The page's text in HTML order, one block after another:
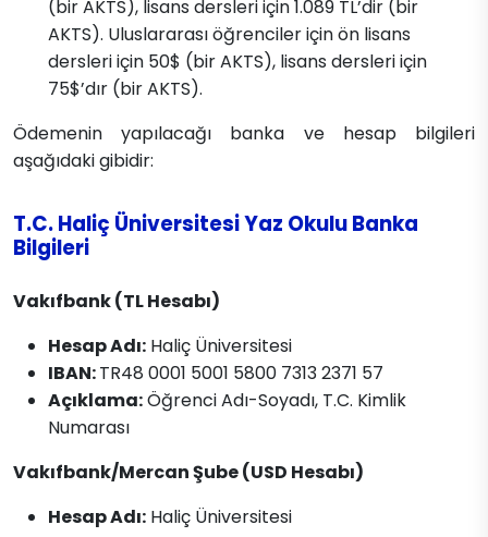
(bir AKTS), lisans dersleri için 1.089 TL’dir (bir
AKTS). Uluslararası öğrenciler için ön lisans
dersleri için 50$ (bir AKTS), lisans dersleri için
75$’dır (bir AKTS).
Ödemenin yapılacağı banka ve hesap bilgileri
aşağıdaki gibidir:
T.C. Haliç Üniversitesi Yaz Okulu Banka
Bilgileri
Vakıfbank (TL Hesabı)
Hesap Adı: Haliç Üniversitesi
IBAN:TR48 0001 5001 5800 7313 2371 57
Açıklama:Öğrenci Adı-Soyadı, T.C. Kimlik
Numarası
Vakıfbank/Mercan Şube (USD Hesabı)
Hesap Adı: Haliç Üniversitesi